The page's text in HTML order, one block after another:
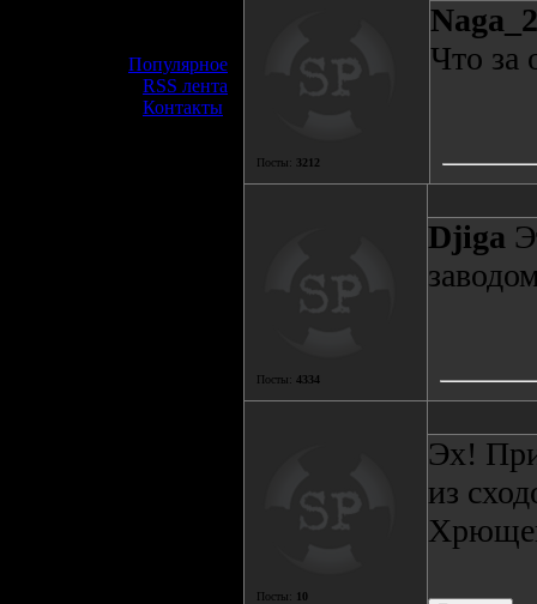
Популярное
RSS лента
Контакты
Посты: 3212
Naga_2
Что за
Посты: 4334
Djiga
Посты: 10
Эх!
из